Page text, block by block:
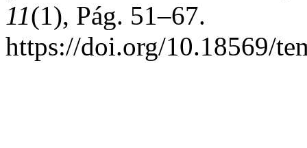
11(1), Pág. 51–67.
https://doi.org/10.18569/